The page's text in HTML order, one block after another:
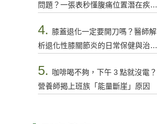
問題？一張表秒懂腹痛位置潛在疾病
4. 膝蓋退化一定要開刀嗎？醫師解
析退化性膝關節炎的日常保健與治療
5.
咖啡喝不夠，下午 3 點就沒電？
營養師揭上班族「能量斷崖」原因